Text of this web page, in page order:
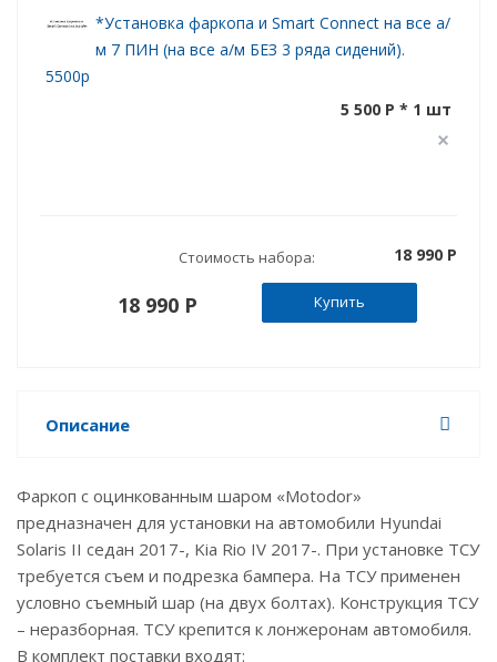
*Установка фаркопа и Smart Connect на все а/
м 7 ПИН (на все а/м БЕЗ 3 ряда сидений).
5500р
5 500 P * 1 шт
Стоимость набора: 18 990 P
18 990 P Купить
Описание
Фаркоп с оцинкованным шаром «Motodor»
предназначен для установки на автомобили Hyundai
Solaris II седан 2017-, Kia Rio IV 2017-. При установке ТСУ
требуется съем и подрезка бампера. На ТСУ применен
условно съемный шар (на двух болтах). Конструкция ТСУ
– неразборная. ТСУ крепится к лонжеронам автомобиля.
В комплект поставки входят: